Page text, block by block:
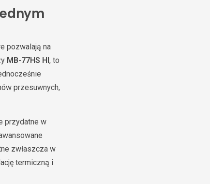
pozwalają na
MB-77HS HI, to
przesuwnych,
przydatne w
zwłaszcza w
termiczną i